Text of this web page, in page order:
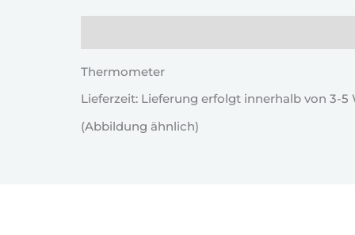
Thermometer
Lieferzeit: Lieferung erfolgt innerhalb von 3-5
(Abbildung ähnlich)